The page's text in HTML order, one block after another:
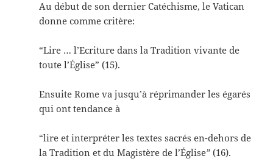
Au début de son dernier Catéchisme, le Vatican
donne comme critère:
“Lire … l’Ecriture dans la Tradition vivante de
toute l’Église” (15).
Ensuite Rome va jusqu’à réprimander les égarés
qui ont tendance à
“lire et interpréter les textes sacrés en-dehors de
la Tradition et du Magistère de l’Église”(16).